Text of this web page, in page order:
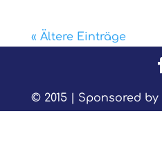
« Ältere Einträge
© 2015 | Sponsored by